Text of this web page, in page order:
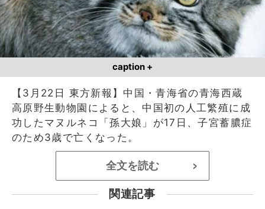
caption +
【3月22日 東方新報】中国・青海省の青海西蔵
高原野生動物園によると、中国初の人工繁殖に成
功したマヌルネコ「孫大娘」が17日、子宮蓄膿症
のため3歳で亡くなった。
全文を読む >
関連記事